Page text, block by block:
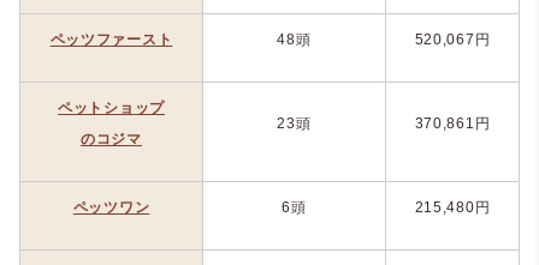
ペッツファースト 48頭 520,067 円
ペットショップ
のコジマ
23頭 370,861 円
ペッツワン 6頭 215,480円